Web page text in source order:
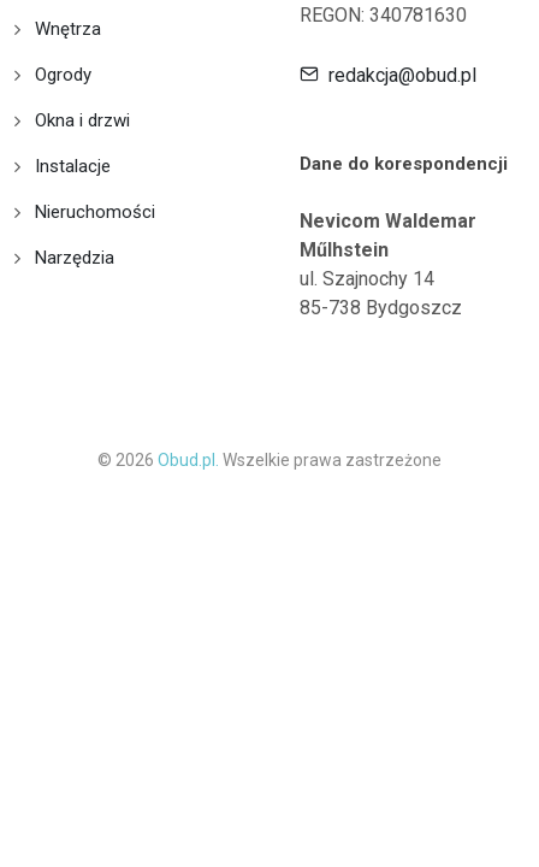
Wnętrza
Ogrody
Okna i drzwi
Instalacje
Nieruchomości
Narzędzia
REGON: 340781630
redakcja@obud.pl
Dane do korespondencji
Nevicom Waldemar
Műlhstein
ul. Szajnochy 14
85-738 Bydgoszcz
© 2026 Obud.pl. Wszelkie prawa zastrzeżone